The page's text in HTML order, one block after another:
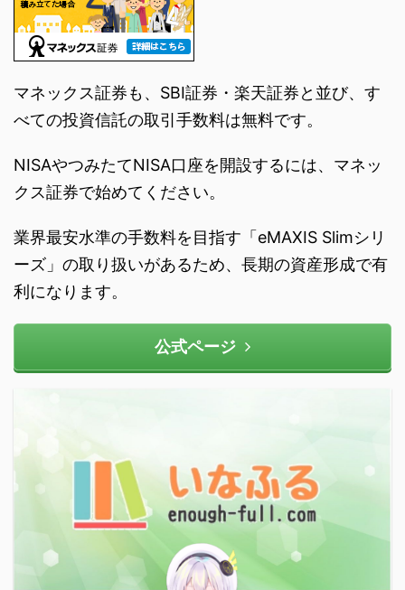
マネックス証券も、SBI証券・楽天証券と並び、す
べての投資信託の取引手数料は無料です。
NISAやつみたてNISA口座を開設するには、マネッ
クス証券で始めてください。
業界最安水準の手数料を目指す「eMAXIS Slimシリ
ーズ」の取り扱いがあるため、長期の資産形成で有
利になります。
公式ページ